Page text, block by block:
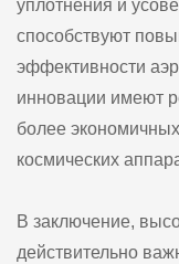
уплотнения и
способствуют
эффективности
инновации имеют
более
космических
В заключение,
действительно